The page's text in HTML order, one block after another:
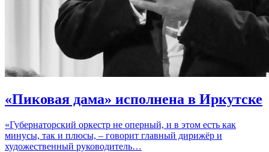
«Пиковая дама» исполнена в Иркутске
«Губернаторский оркестр не оперный, и в этом есть как
минусы, так и плюсы, – говорит главный дирижёр и
художественный руководитель…